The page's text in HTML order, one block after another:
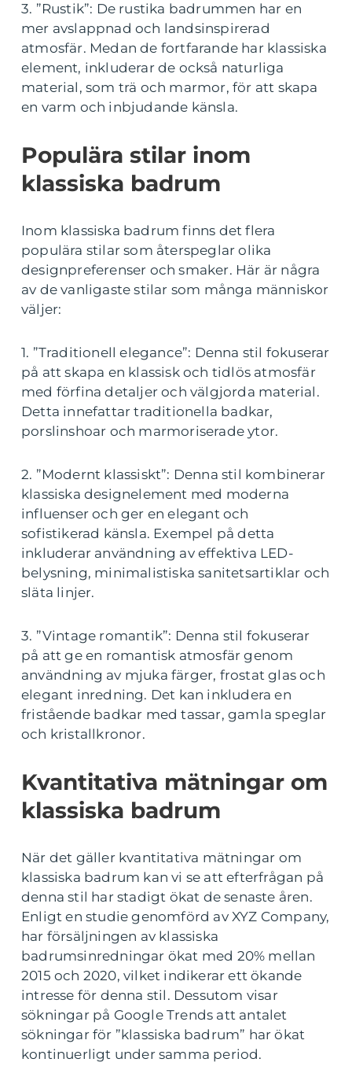
3. ”Rustik”: De rustika badrummen har en
mer avslappnad och landsinspirerad
atmosfär. Medan de fortfarande har klassiska
element, inkluderar de också naturliga
material, som trä och marmor, för att skapa
en varm och inbjudande känsla.
Populära stilar inom
klassiska badrum
Inom klassiska badrum finns det flera
populära stilar som återspeglar olika
designpreferenser och smaker. Här är några
av de vanligaste stilar som många människor
väljer:
1. ”Traditionell elegance”: Denna stil fokuserar
på att skapa en klassisk och tidlös atmosfär
med förfina detaljer och välgjorda material.
Detta innefattar traditionella badkar,
porslinshoar och marmoriserade ytor.
2. ”Modernt klassiskt”: Denna stil kombinerar
klassiska designelement med moderna
influenser och ger en elegant och
sofistikerad känsla. Exempel på detta
inkluderar användning av effektiva LED-
belysning, minimalistiska sanitetsartiklar och
släta linjer.
3. ”Vintage romantik”: Denna stil fokuserar
på att ge en romantisk atmosfär genom
användning av mjuka färger, frostat glas och
elegant inredning. Det kan inkludera en
fristående badkar med tassar, gamla speglar
och kristallkronor.
Kvantitativa mätningar om
klassiska badrum
När det gäller kvantitativa mätningar om
klassiska badrum kan vi se att efterfrågan på
denna stil har stadigt ökat de senaste åren.
Enligt en studie genomförd av XYZ Company,
har försäljningen av klassiska
badrumsinredningar ökat med 20% mellan
2015 och 2020, vilket indikerar ett ökande
intresse för denna stil. Dessutom visar
sökningar på Google Trends att antalet
sökningar för ”klassiska badrum” har ökat
kontinuerligt under samma period.